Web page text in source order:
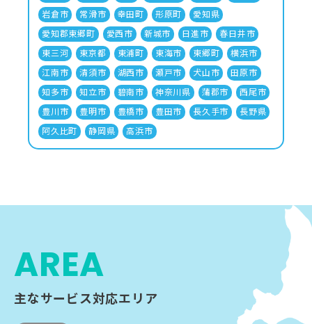
岩倉市
常滑市 幸田町 形原町
愛知県
愛知郡東郷町
愛西市 新城市 日進市
春日井市
東三河
東京都 東浦町 東海市 東郷町
横浜市
江南市
清須市 湖西市 瀬戸市 犬山市
田原市
知多市
知立市 碧南市 神奈川県 蒲郡市
西尾市
豊川市
豊明市 豊橋市 豊田市 長久手市
長野県
阿久比町
静岡県 高浜市
AREA
主なサービス対応エリア